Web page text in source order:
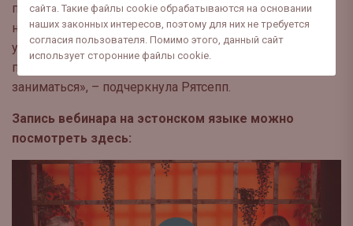
сайта. Такие файлы cookie обрабатываются на основании
наших законных интересов, поэтому для них не требуется
согласия пользователя. Помимо этого, данный сайт
использует сторонние файлы cookie.
психологической травмы на всю жизнь,
неспособности создавать отношения, ведь человек
уже не сможет кому-то доверять. И это лишний раз
показывает, что такими вопросами нужно
заниматься», – подчеркнула Рятсепп.
Запись вебинара на эстонском языке можно
посмотреть здесь: